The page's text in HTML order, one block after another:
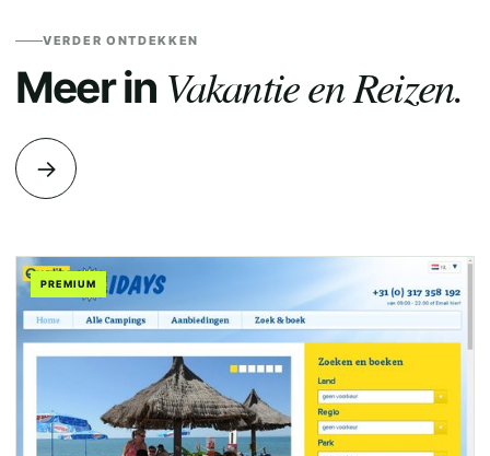
VERDER ONTDEKKEN
Meer in Vakantie en Reizen.
→
PREMIUM